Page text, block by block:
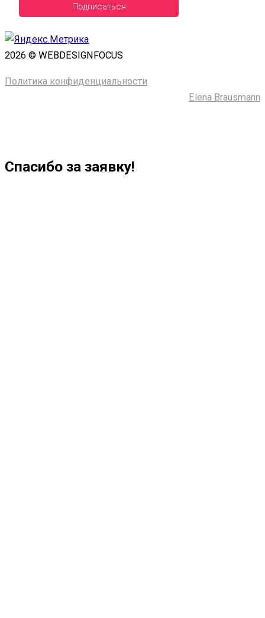
Подписаться
2026 © WEBDESIGNFOCUS
Политика конфиденциальности
Elena Brausmann
Спасибо за заявку!